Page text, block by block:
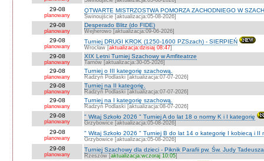
29-08
planowany
OTWARTE MISTRZOSTWA POMORZA ZACHODNIEGO W
Świnoujście [aktualizacja:05-08-2026]
29-08
planowany
Desperado Blitz (do FIDE)
Wejherowo [aktualizacja:09-06-2026]
29-08
planowany
Turniej DRUGI KROK (1250-1600 PZSzach) - SIERPIEŃ
Wrocław [aktualizacja:dzisiaj 08:47]
29-08
planowany
XIX Letni Turniej Szachowy w Amfiteatrze
Tarnów [aktualizacja:30-05-2026]
29-08
planowany
Turniej o III kategorię szachową.
Radzyń Podlaski [aktualizacja:07-07-2026]
29-08
planowany
Turniej na II kategorię.
Radzyń Podlaski [aktualizacja:07-07-2026]
29-08
planowany
Turniej na I kategorię szachową.
Radzyń Podlaski [aktualizacja:08-07-2026]
29-08
planowany
" Witaj Szkoło 2026 " Turniej A do lat 18 o normy K i I kategorię
Grzybowice [aktualizacja:05-08-2026]
29-08
planowany
" Witaj Szkoło 2026 " Turniej B do lat 14 o kategorię I kobiecą i II
Grzybowice [aktualizacja:05-08-2026]
29-08
planowany
Turniej Szachowy dla dzieci - Piknik Parafii pw. Św. Judy
Rzeszów [aktualizacja:wczoraj 10:05]